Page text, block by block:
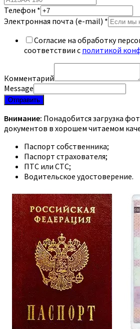
Телефон *
Электронная почта (e-mail) *
Согласие на обработку
соответствии с политикой
Комментарий
Message
Отправить
Внимание: Понадобится загрузка
документов в хорошем читаемом
Паспорт собственника;
Паспорт страхователя;
ПТС или СТС;
Водительское удостоверение.